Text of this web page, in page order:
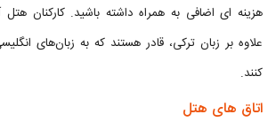
هزینه ای اضافی به همراه داشته باشید. کارکنان هتل
علاوه بر زبان ترکی، قادر هستند که به زبان‌های
کنند.
اتاق های هتل